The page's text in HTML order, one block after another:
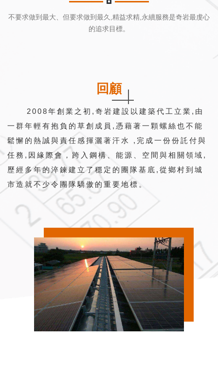
不要求做到最大、但要求做到最久,精益求精,永續服務是奇岩最虔心
的追求目標。
回顧
2008年創業之初,奇岩建設以建築代工立業,由
一群年輕有抱負的草創成員,憑藉著一顆螺絲也不能
鬆懈的熱誠與責任感揮灑著汗水 ,完成一份份託付與
任務,因緣際會，跨入鋼構、能源、空間與相關領域,
歷經多年的淬鍊建立了穩定的團隊基底,從鄉村到城
市造就不少令團隊驕傲的重要地標。